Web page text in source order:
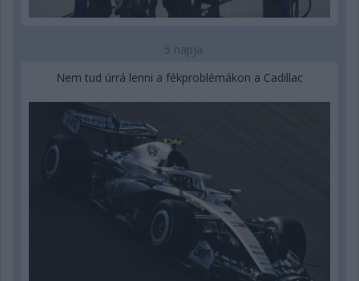
5 napja
Nem tud úrrá lenni a fékproblémákon a Cadillac